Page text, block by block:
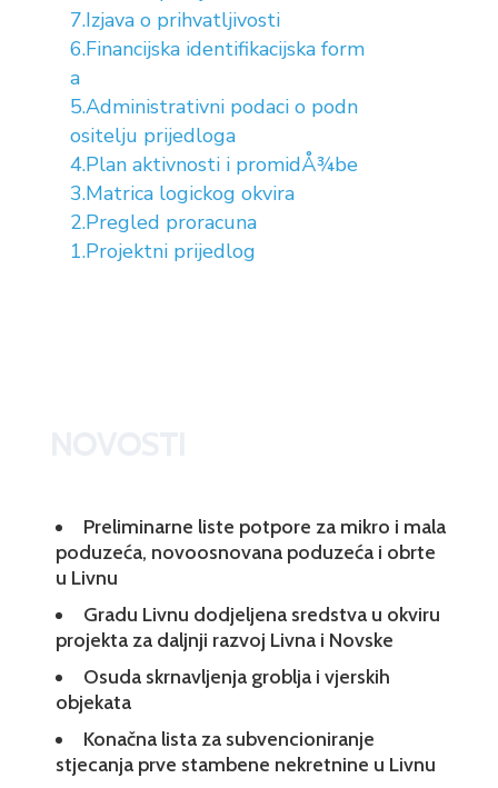
7.Izjava o prihvatljivosti
6.Financijska identifikacijska form
a
5.Administrativni podaci o podn
ositelju prijedloga
4.Plan aktivnosti i promidÅ¾be
3.Matrica logickog okvira
2.Pregled proracuna
1.Projektni prijedlog
Preliminarne liste potpore za mikro i mala
poduzeća, novoosnovana poduzeća i obrte
u Livnu
Gradu Livnu dodjeljena sredstva u okviru
projekta za daljnji razvoj Livna i Novske
Osuda skrnavljenja groblja i vjerskih
objekata
Konačna lista za subvencioniranje
stjecanja prve stambene nekretnine u Livnu